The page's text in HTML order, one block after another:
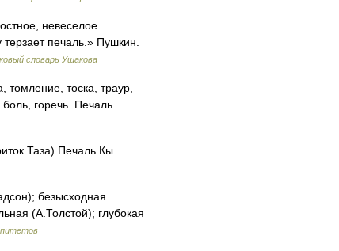
невеселое
печаль.» Пушкин.
словарь Ушакова
томление, тоска, траур,
горечь. Печаль
Таза) Печаль Кы
безысходная
(А.Толстой); глубокая